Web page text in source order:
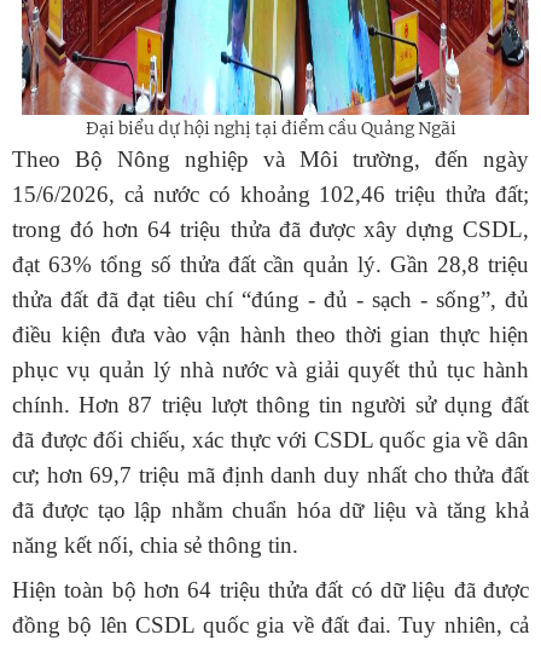
Đại biểu dự hội nghị tại điểm cầu Quảng Ngãi
Theo Bộ Nông nghiệp và Môi trường, đến ngày
15/6/2026, cả nước có khoảng 102,46 triệu thửa đất;
trong đó hơn 64 triệu thửa đã được xây dựng CSDL,
đạt 63% tổng số thửa đất cần quản lý.Gần 28,8 triệu
thửa đất đã đạt tiêu chí “đúng - đủ - sạch - sống”, đủ
điều kiện đưa vào vận hành theo thời gian thực hiện
phục vụ quản lý nhà nước và giải quyết thủ tục hành
chính. Hơn 87 triệu lượt thông tin người sử dụng đất
đã được đối chiếu, xác thực với CSDL quốc gia về dân
cư; hơn 69,7 triệu mã định danh duy nhất cho thửa đất
đã được tạo lập nhằm chuẩn hóa dữ liệu và tăng khả
năng kết nối, chia sẻ thông tin.
Hiện toàn bộ hơn 64 triệu thửa đất có dữ liệu đã được
đồng bộ lên CSDL quốc gia về đất đai. Tuy nhiên, cả